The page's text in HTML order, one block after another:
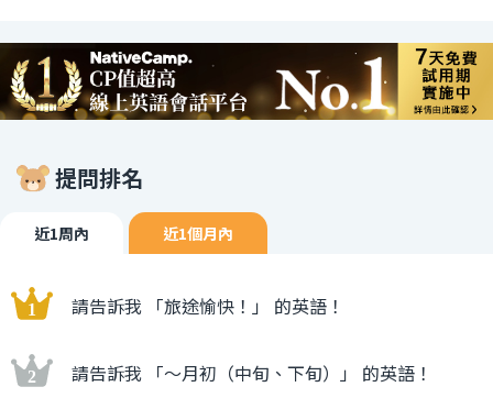
提問排名
近1周內 近1個月內
請告訴我 「旅途愉快！」 的英語！
請告訴我 「〜月初（中旬、下旬）」 的英語！